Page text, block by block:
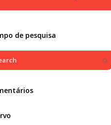
de pesquisa